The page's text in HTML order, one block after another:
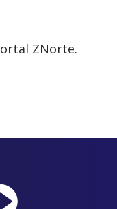
ortal ZNorte.